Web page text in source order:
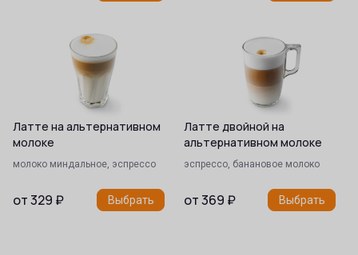
Латте на альтернативном
молоке
молоко миндальное, эспрессо
от329 ₽ Выбрать
Латте двойной на
альтернативном молоке
эспрессо, банановое молоко
от369 ₽ Выбрать